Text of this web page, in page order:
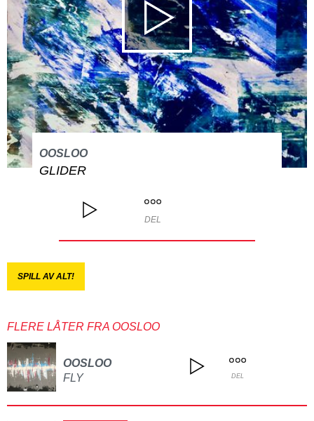
OOSLOO
GLIDER
DEL
SPILL AV ALT!
FLERE LÅTER FRA OOSLOO
OOSLOO
FLY
DEL